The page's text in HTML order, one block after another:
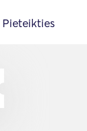
Pieteikties